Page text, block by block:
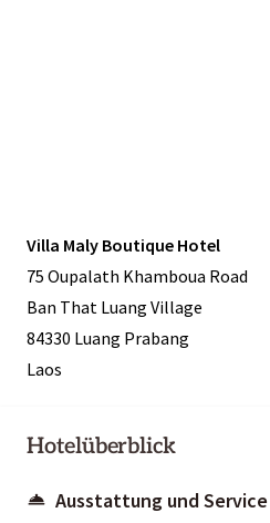
Villa Maly Boutique Hotel
75 Oupalath Khamboua Road
Ban That Luang Village
84330 Luang Prabang
Laos
Hotelüberblick
Ausstattung und Service